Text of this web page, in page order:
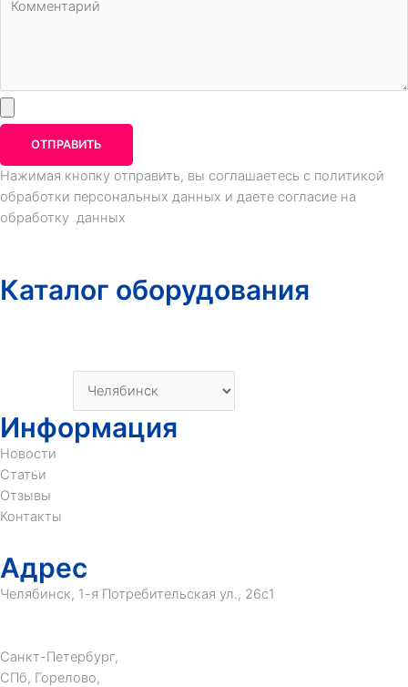
ОТПРАВИТЬ
Нажимая кнопку отправить, вы соглашаетесь с политикой
обработки персональных данных и даете согласие на
обработку данных
Каталог оборудования
Информация
Новости
Статьи
Отзывы
Контакты
Адрес
Челябинск, 1-я Потребительская ул., 26с1
Санкт-Петербург,
СПб, Горелово,